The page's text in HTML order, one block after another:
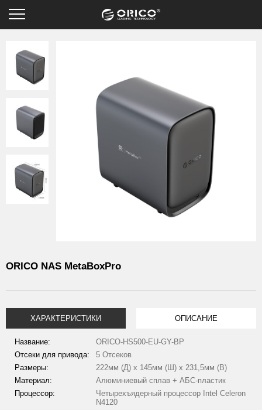
ORICO NAS MetaBoxPro
ХАРАКТЕРИСТИКИ ОПИСАНИЕ
Название:
ORICO-HS500-EU-GY-BP
Отсеки для привода:
5 Отсеков
Размеры:
222мм (Д) х 145мм (Ш) х 231,5мм (В)
Материал:
Алюминиевый сплав + АБС-пластик
Процессор:
Четырехъядерный процессор Intel Celeron
N4120